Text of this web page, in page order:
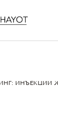
ИНЪЕКЦИИ